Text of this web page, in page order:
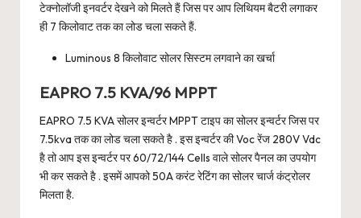
टेक्नोलॉजी इनवर्टर देखने को मिलते हैं जिस पर आप लिथियम बैटरी लगाकर
ही 7 किलोवाट तक का लोड चला सकते हैं.
Luminous 8 किलोवाट सोलर सिस्टम लगवाने का खर्चा
EAPRO 7.5 KVA/96 MPPT
EAPRO 7.5 KVA सोलर इन्वर्टर MPPT टाइप का सोलर इन्वर्टर जिस पर
7.5kva तक का लोड चला सकते है . इस इन्वर्टर की Voc रेंज 280V Vdc
है तो आप इस इन्वर्टर पर 60/72/144 Cells वाले सोलर पैनल का उपयोग
भी कर सकते है . इसमें आपको 50A करंट रेटिंग का सोलर चार्ज कंट्रोलर
मिलता है.